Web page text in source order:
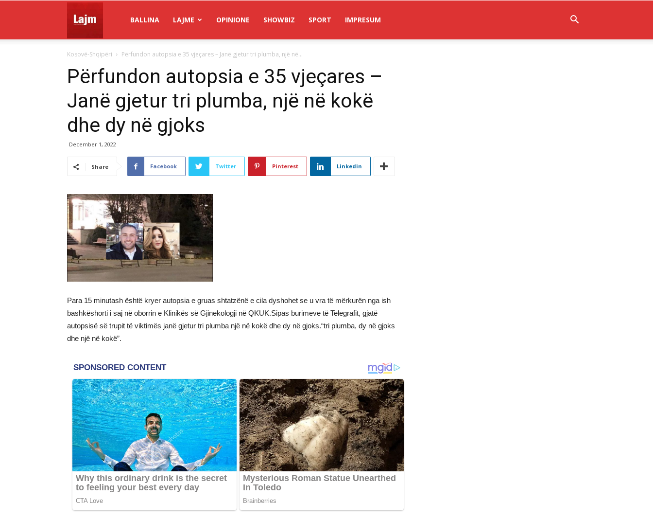
Lajm
BALLINA LAJME OPINIONE SHOWBIZ SPORT IMPRESUM
Kosovë-Shqipëri Përfundon autopsia e 35 vjeçares – Janë gjetur tri plumba, një në...
Përfundon autopsia e 35 vjeçares –
Janë gjetur tri plumba, një në kokë
dhe dy në gjoks
December 1, 2022
Share Facebook Twitter Pinterest Linkedin
Para 15 minutash është kryer autopsia e gruas shtatzënë e cila dyshohet se u vra të mërkurën nga ish
bashkëshorti i saj në oborrin e Klinikës së Gjinekologji në QKUK.Sipas burimeve të Telegrafit, gjatë
autopsisë së trupit të viktimës janë gjetur tri plumba një në kokë dhe dy në gjoks.“tri plumba, dy në gjoks
dhe një në kokë”.